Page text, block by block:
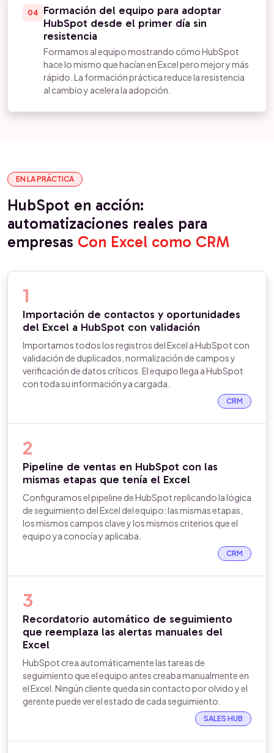
04
Formación del equipo para adoptar
HubSpot desde el primer día sin
resistencia
Formamos al equipo mostrando cómo HubSpot
hace lo mismo que hacían en Excel pero mejor y más
rápido. La formación práctica reduce la resistencia
al cambio y acelera la adopción.
EN LA PRÁCTICA
HubSpot en acción:
automatizaciones reales para
empresas Con Excel como CRM
1
Importación de contactos y oportunidades
del Excel a HubSpot con validación
Importamos todos los registros del Excel a HubSpot con
validación de duplicados, normalización de campos y
verificación de datos críticos. El equipo llega a HubSpot
con toda su información ya cargada.
CRM
2
Pipeline de ventas en HubSpot con las
mismas etapas que tenía el Excel
Configuramos el pipeline de HubSpot replicando la lógica
de seguimiento del Excel del equipo: las mismas etapas,
los mismos campos clave y los mismos criterios que el
equipo ya conocía y aplicaba.
CRM
3
Recordatorio automático de seguimiento
que reemplaza las alertas manuales del
Excel
HubSpot crea automáticamente las tareas de
seguimiento que el equipo antes creaba manualmente en
el Excel. Ningún cliente queda sin contacto por olvido y el
gerente puede ver el estado de cada seguimiento.
SALES HUB